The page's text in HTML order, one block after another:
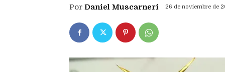
Por Daniel Muscarneri 26 de noviembre de